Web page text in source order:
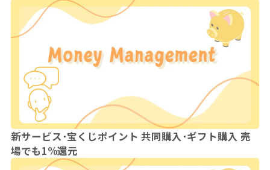
新サービス･宝くじポイント 共同購入･ギフト購入 売
場でも1%還元